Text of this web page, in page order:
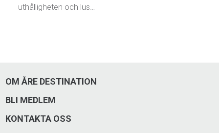
uthålligheten och lus…
OM ÅRE DESTINATION
BLI MEDLEM
KONTAKTA OSS